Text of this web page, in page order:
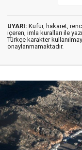
UYARI: Küfür, hakaret,
içeren, imla kuralları ile
Türkçe karakter
onaylanmamaktadır.